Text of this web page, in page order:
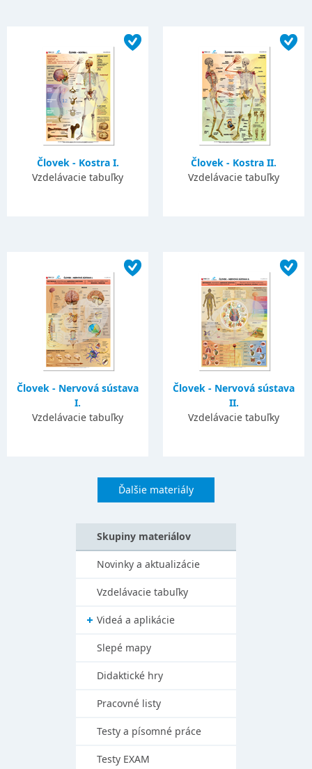
Človek - Kostra I.
Vzdelávacie tabuľky
Človek - Kostra II.
Vzdelávacie tabuľky
Človek - Nervová sústava
I.
Vzdelávacie tabuľky
Človek - Nervová sústava
II.
Vzdelávacie tabuľky
Ďalšie materiály
Skupiny materiálov
Novinky a aktualizácie
Vzdelávacie tabuľky
Videá a aplikácie
Slepé mapy
Didaktické hry
Pracovné listy
Testy a písomné práce
Testy EXAM